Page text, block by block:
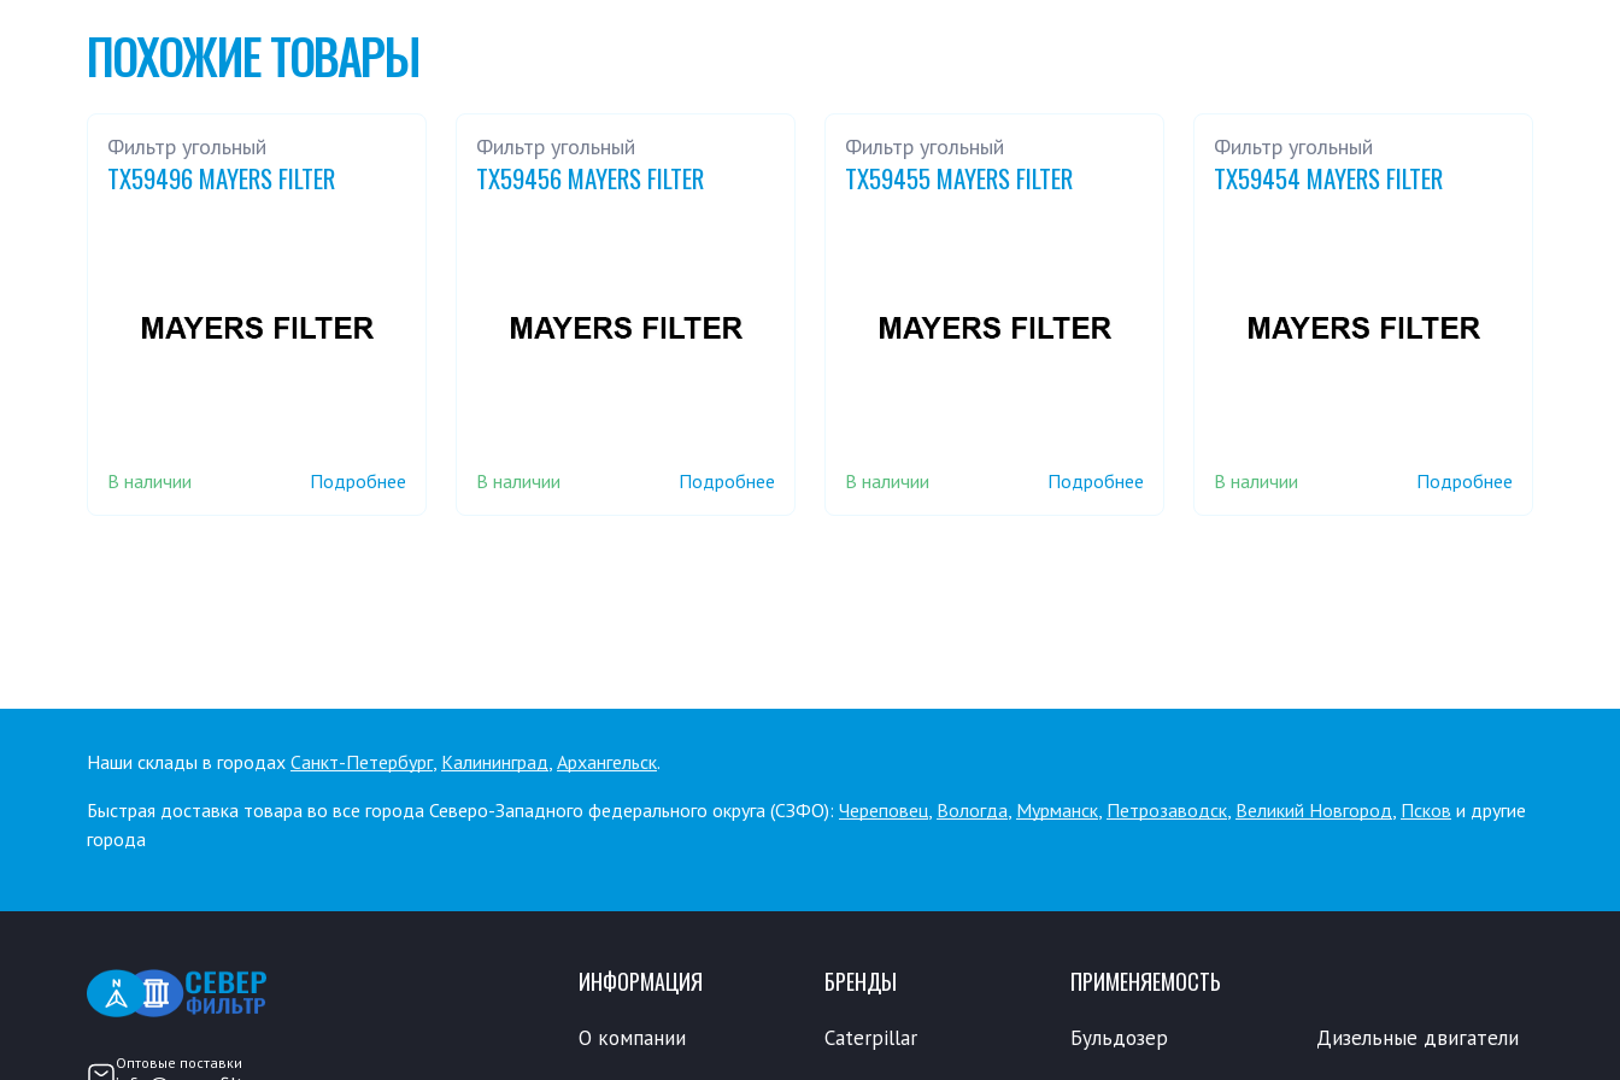
ПОХОЖИЕ ТОВАРЫ
Фильтр угольный
TX59496 MAYERS FILTER
В наличии Подробнее
Фильтр угольный
TX59456 MAYERS FILTER
В наличии Подробнее
Фильтр угольный
TX59455 MAYERS FILTER
В наличии Подробнее
Фильтр угольный
TX59454 MAYERS FILTER
В наличии Подробнее
Наши склады в городах Санкт-Петербург, Калининград, Архангельск.
Быстрая доставка товара во все города Северо-Западного федерального округа (СЗФО): Череповец, Вологда, Мурманск, Петрозаводск, Великий Новгород, Псков и другие
города
Оптовые поставки
ИНФОРМАЦИЯ
О компании
БРЕНДЫ
Caterpillar
ПРИМЕНЯЕМОСТЬ
Бульдозер
Дизельные двигатели